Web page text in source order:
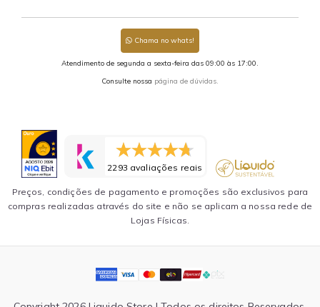
Chama no whats!
Atendimento de segunda a sexta-feira das 09:00 às 17:00.
Consulte nossa página de dúvidas.
2293 avaliações reais
Preços, condições de pagamento e promoções são exclusivos para
compras realizadas através do site e não se aplicam a nossa rede de
Lojas Físicas.